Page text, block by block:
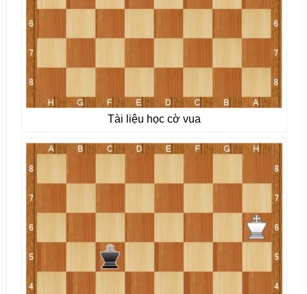
Tài liệu học cờ vua